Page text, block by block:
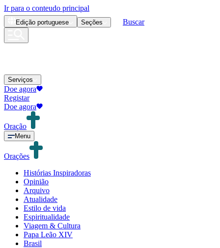
Ir para o conteudo principal
Edição portuguese Seções Buscar
Serviços
Doe agora
Registar
Doe agora
Oração
Menu
Orações
Histórias Inspiradoras
Opinião
Arquivo
Atualidade
Estilo de vida
Espiritualidade
Viagem & Cultura
Papa Leão XIV
Brasil